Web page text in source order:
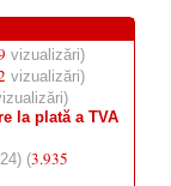
vizualizări)
vizualizări)
la plată a TVA
(3.935